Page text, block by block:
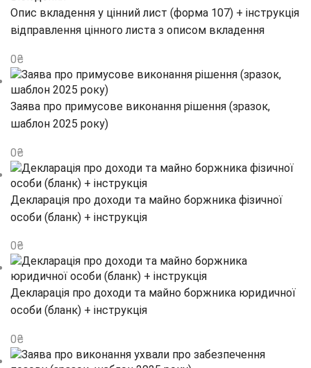
Опис вкладення у цінний лист (форма 107) + інструкція
відправлення цінного листа з описом вкладення
0₴
Заява про примусове виконання рішення (зразок,
шаблон 2025 року)
0₴
Декларація про доходи та майно боржника фізичної
особи (бланк) + інструкція
0₴
Декларація про доходи та майно боржника юридичної
особи (бланк) + інструкція
0₴